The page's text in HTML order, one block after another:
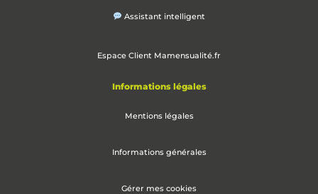
Assistant intelligent
Espace Client Mamensualité.fr
Informations légales
Mentions légales
Informations générales
Gérer mes cookies